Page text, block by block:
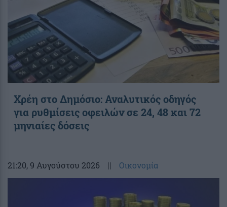
Χρέη στο Δημόσιο: Αναλυτικός οδηγός
για ρυθμίσεις οφειλών σε 24, 48 και 72
μηνιαίες δόσεις
21:20, 9 Αυγούστου 2026 || Οικονομία